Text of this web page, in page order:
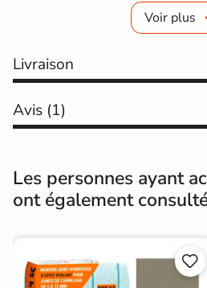
R10 -
Résistance à
l'usure
Masse colorée
Finition Mate
Nombres de
tampons
Voir plus
Livraison
Avis (1)
Les personnes ayant
ont également

